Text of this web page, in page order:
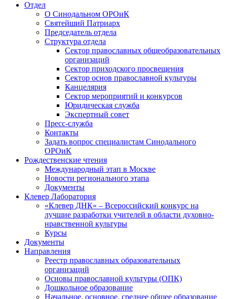
Отдел
О Синодальном ОРОиК
Святейший Патриарх
Председатель отдела
Структура отдела
Сектор православных общеобразовательных
организаций
Сектор приходского просвещения
Сектор основ православной культуры
Канцелярия
Сектор мероприятий и конкурсов
Юридическая служба
Экспертный совет
Пресс-служба
Контакты
Задать вопрос специалистам Синодального
ОРОиК
Рождественские чтения
Международный этап в Москве
Новости регионального этапа
Документы
Клевер Лаборатория
«Клевер ДНК» – Всероссийский конкурс на
лучшие разработки учителей в области духовно-
нравственной культуры
Курсы
Документы
Направления
Реестр православных образовательных
организаций
Основы православной культуры (ОПК)
Дошкольное образование
Начальное, основное, среднее общее образование